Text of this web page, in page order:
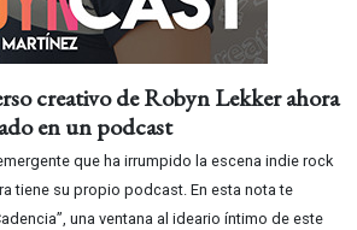
creativo de Robyn Lekker ahora
en un podcast
que ha irrumpido la escena indie rock
tiene su propio podcast. En esta nota te
una ventana al ideario íntimo de este